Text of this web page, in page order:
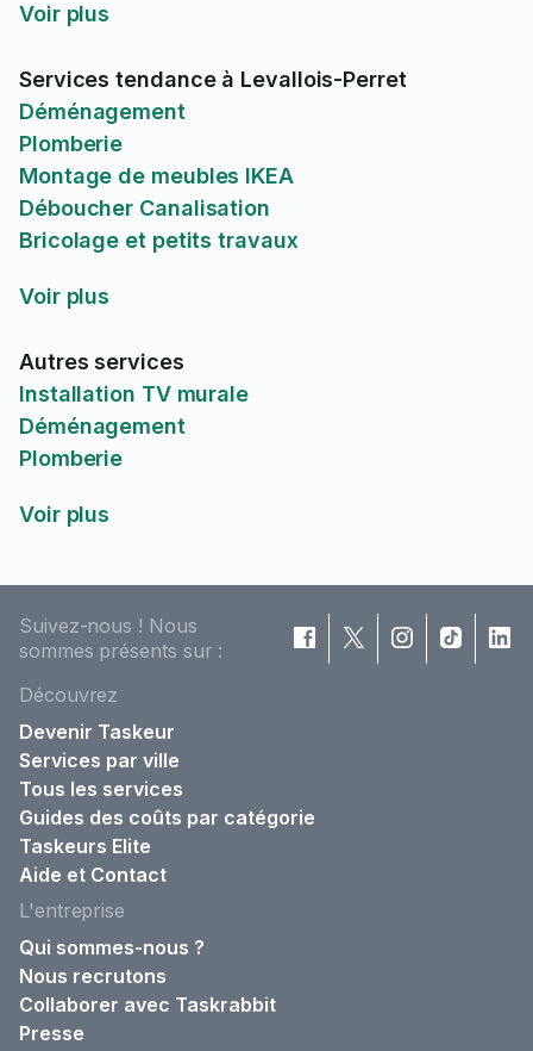
Voir plus
Services tendance à Levallois-Perret
Déménagement
Plomberie
Montage de meubles IKEA
Déboucher Canalisation
Bricolage et petits travaux
Voir plus
Autres services
Installation TV murale
Déménagement
Plomberie
Voir plus
Suivez-nous ! Nous
sommes présents sur :
Découvrez
Devenir Taskeur
Services par ville
Tous les services
Guides des coûts par catégorie
Taskeurs Elite
Aide et Contact
L'entreprise
Qui sommes-nous ?
Nous recrutons
Collaborer avec Taskrabbit
Presse